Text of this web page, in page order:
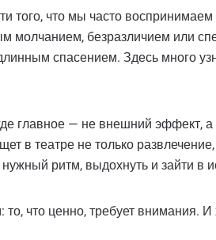
того, что мы часто
молчанием, безразличием или
спасением. Здесь много
главное — не внешний эффект,
в театре не только
ритм, выдохнуть и зайти в
что ценно, требует внимания.